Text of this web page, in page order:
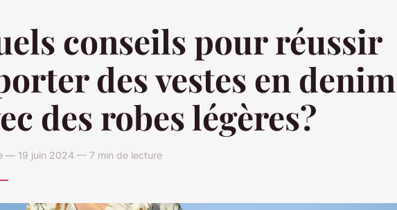
conseils pour réussir
des vestes en denim
des robes légères?
— 19 juin 2024 — 7 min de lecture